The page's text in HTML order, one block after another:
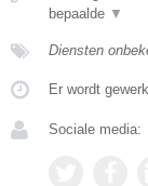
bepaalde ▼
Diensten
Er wordt
Sociale media: